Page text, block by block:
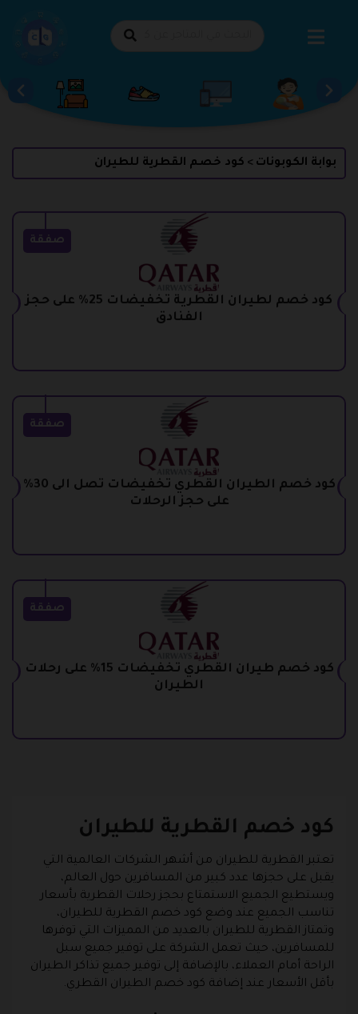
بوابة الكوبونات > كود خصم القطرية للطيران
صفقة
كود خصم لطيران القطرية تخفيضات 25% على حجز
الفنادق
صفقة
كود خصم الطيران القطري تخفيضات تصل الى 30%
على حجز الرحلات
صفقة
كود خصم طيران القطري تخفيضات 15% على رحلات
الطيران
كود خصم القطرية للطيران
تعتبر القطرية للطيران من أشهر الشركات العالمية التي
يقبل على حجزها عدد كبير من المسافرين حول العالم،
ويستطيع الجميع الاستمتاع بحجز رحلات القطرية بأسعار
تناسب الجميع عند وضع كود خصم القطرية للطيران،
وتمتاز القطرية للطيران بالعديد من المميزات التي توفرها
للمسافرين، حيث تعمل الشركة على توفير جميع سبل
الراحة أمام العملاء، بالإضافة إلى توفير جميع تذاكر الطيران
بأقل الأسعار عند إضافة كود خصم الطيران القطري.